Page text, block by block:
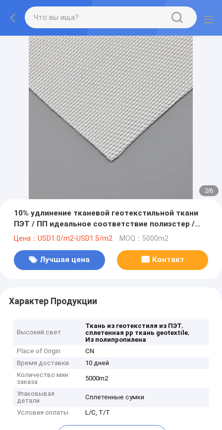
2/6
10% удлинение тканевой геотекстильной ткани
ПЭТ / ПП идеальное соответствие полиэстер /
полипропилен
Цена：USD1.0/m2-USD1.5/m2 MOQ：5000m2
Лучшая цена Контакт
Характер Продукции
Высокий свет
Ткань из геотекстиля из ПЭТ,
сплетенная pp ткань geotextile,
Из полипропилена
Place of Origin
CN
Время доставки
10 дней
Количество мин
заказа
5000m2
Упаковывая
детали
Сплетенные сумки
Условия оплаты L/C, T/T